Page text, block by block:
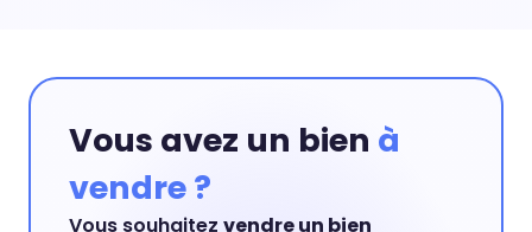
Vous avez un bien à
vendre ?
Vous souhaitez vendre un bien